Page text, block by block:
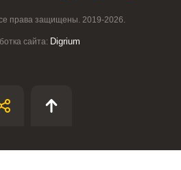
права защищены. 2019-2026.
сайта: Digrium